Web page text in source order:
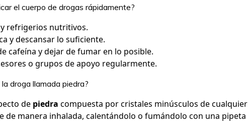
el cuerpo de drogas rápidamente?
refrigerios nutritivos.
y descansar lo suficiente.
cafeína y dejar de fumar en lo posible.
o grupos de apoyo regularmente.
droga llamada piedra?
de piedra compuesta por cristales minúsculos de cualquier
de manera inhalada, calentándolo o fumándolo con una pipeta